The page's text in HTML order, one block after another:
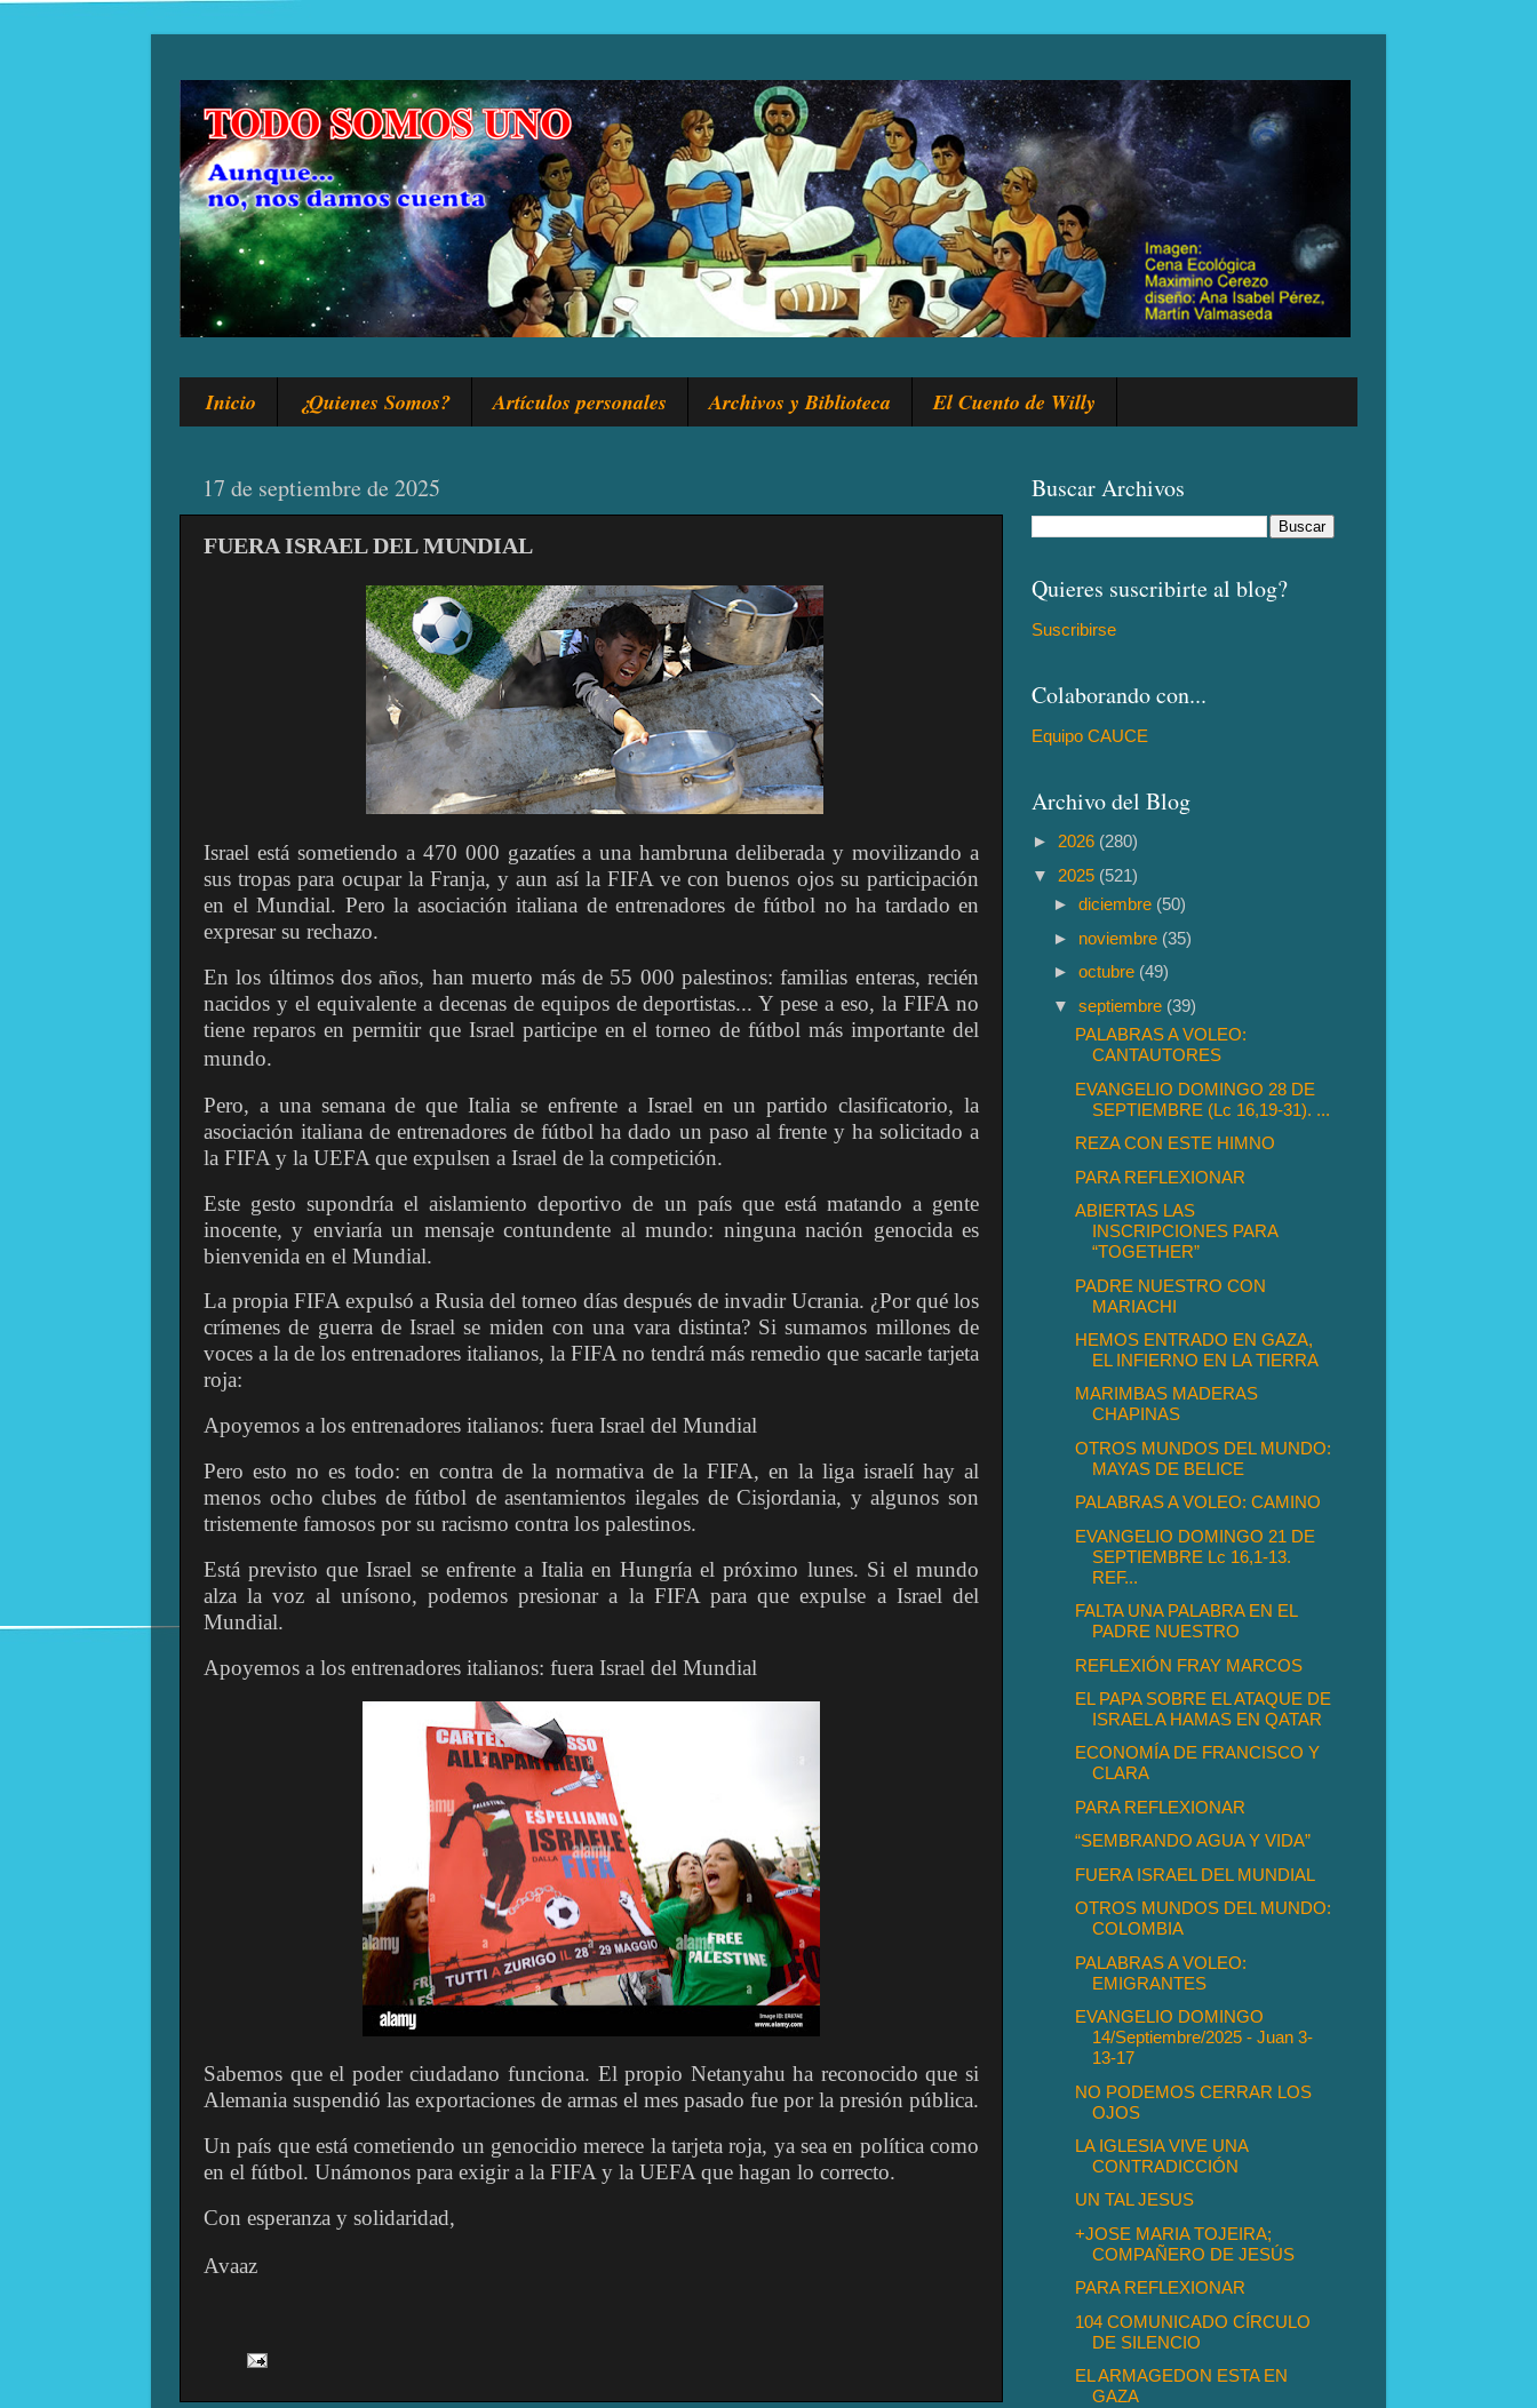
Inicio ¿Quienes Somos? Artículos personales Archivos y Biblioteca El Cuento de Willy
17 de septiembre de 2025
FUERA ISRAEL DEL MUNDIAL
Israel está sometiendo a 470 000 gazatíes a una hambruna deliberada y movilizando a
sus tropas para ocupar la Franja, y aun así la FIFA ve con buenos ojos su participación
en el Mundial. Pero la asociación italiana de entrenadores de fútbol no ha tardado en
expresar su rechazo.
En los últimos dos años, han muerto más de 55 000 palestinos: familias enteras, recién
nacidos y el equivalente a decenas de equipos de deportistas... Y pese a eso, la FIFA no
tiene reparos en permitir que Israel participe en el torneo de fútbol más importante del
mundo.
Pero, a una semana de que Italia se enfrente a Israel en un partido clasificatorio, la
asociación italiana de entrenadores de fútbol ha dado un paso al frente y ha solicitado a
la FIFA y la UEFA que expulsen a Israel de la competición.
Este gesto supondría el aislamiento deportivo de un país que está matando a gente
inocente, y enviaría un mensaje contundente al mundo: ninguna nación genocida es
bienvenida en el Mundial.
La propia FIFA expulsó a Rusia del torneo días después de invadir Ucrania. ¿Por qué los
crímenes de guerra de Israel se miden con una vara distinta? Si sumamos millones de
voces a la de los entrenadores italianos, la FIFA no tendrá más remedio que sacarle tarjeta
roja:
Apoyemos a los entrenadores italianos: fuera Israel del Mundial
Pero esto no es todo: en contra de la normativa de la FIFA, en la liga israelí hay al
menos ocho clubes de fútbol de asentamientos ilegales de Cisjordania, y algunos son
tristemente famosos por su racismo contra los palestinos.
Está previsto que Israel se enfrente a Italia en Hungría el próximo lunes. Si el mundo
alza la voz al unísono, podemos presionar a la FIFA para que expulse a Israel del
Mundial.
Apoyemos a los entrenadores italianos: fuera Israel del Mundial
Sabemos que el poder ciudadano funciona. El propio Netanyahu ha reconocido que si
Alemania suspendió las exportaciones de armas el mes pasado fue por la presión pública.
Un país que está cometiendo un genocidio merece la tarjeta roja, ya sea en política como
en el fútbol. Unámonos para exigir a la FIFA y la UEFA que hagan lo correcto.
Con esperanza y solidaridad,
Avaaz
Buscar Archivos
Quieres suscribirte al blog?
Suscribirse
Colaborando con...
Equipo CAUCE
Archivo del Blog
► 2026 (280)
▼ 2025 (521)
►diciembre (50)
► noviembre (35)
►octubre (49)
▼septiembre (39)
PALABRAS A VOLEO:
CANTAUTORES
EVANGELIO DOMINGO 28 DE
SEPTIEMBRE (Lc 16,19-31). ...
REZA CON ESTE HIMNO
PARA REFLEXIONAR
ABIERTAS LAS
INSCRIPCIONES PARA
“TOGETHER”
PADRE NUESTRO CON
MARIACHI
HEMOS ENTRADO EN GAZA,
EL INFIERNO EN LA TIERRA
MARIMBAS MADERAS
CHAPINAS
OTROS MUNDOS DEL MUNDO:
MAYAS DE BELICE
PALABRAS A VOLEO: CAMINO
EVANGELIO DOMINGO 21 DE
SEPTIEMBRE Lc 16,1-13.
REF...
FALTA UNA PALABRA EN EL
PADRE NUESTRO
REFLEXIÓN FRAY MARCOS
EL PAPA SOBRE EL ATAQUE DE
ISRAEL A HAMAS EN QATAR
ECONOMÍA DE FRANCISCO Y
CLARA
PARA REFLEXIONAR
“SEMBRANDO AGUA Y VIDA”
FUERA ISRAEL DEL MUNDIAL
OTROS MUNDOS DEL MUNDO:
COLOMBIA
PALABRAS A VOLEO:
EMIGRANTES
EVANGELIO DOMINGO
14/Septiembre/2025 - Juan 3-
13-17
NO PODEMOS CERRAR LOS
OJOS
LA IGLESIA VIVE UNA
CONTRADICCIÓN
UN TAL JESUS
+JOSE MARIA TOJEIRA;
COMPAÑERO DE JESÚS
PARA REFLEXIONAR
104 COMUNICADO CÍRCULO
DE SILENCIO
EL ARMAGEDON ESTA EN
GAZA